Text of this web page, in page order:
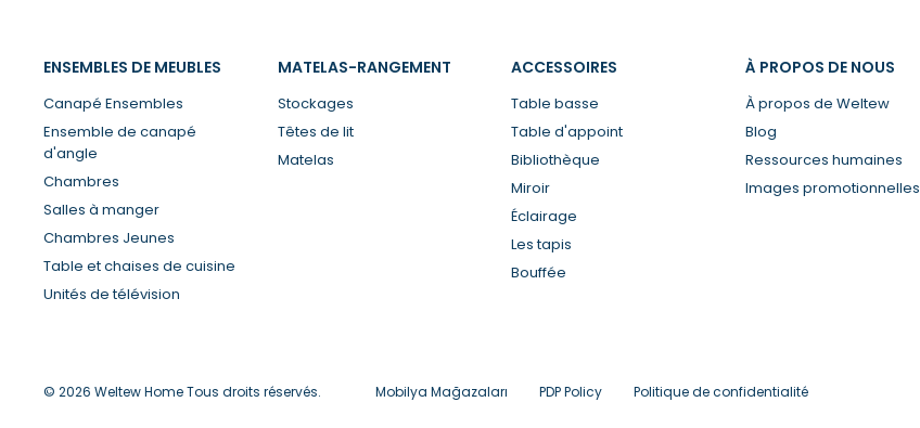
ENSEMBLES DE MEUBLES
Canapé Ensembles
Ensemble de canapé
d'angle
Chambres
Salles à manger
Chambres Jeunes
Table et chaises de cuisine
Unités de télévision
MATELAS-RANGEMENT
Stockages
Têtes de lit
Matelas
ACCESSOIRES
Table basse
Table d'appoint
Bibliothèque
Miroir
Éclairage
Les tapis
Bouffée
À PROPOS DE NOUS
À propos de Weltew
Blog
Ressources humaines
Images promotionnelles
© 2026 Weltew Home Tous droits réservés. Mobilya Mağazaları PDP Policy Politique de confidentialité